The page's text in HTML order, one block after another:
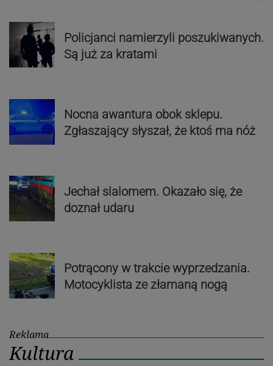
Policjanci namierzyli poszukiwanych.
Są już za kratami
Nocna awantura obok sklepu.
Zgłaszający słyszał, że ktoś ma nóż
Jechał slalomem. Okazało się, że
doznał udaru
Potrącony w trakcie wyprzedzania.
Motocyklista ze złamaną nogą
Reklama
Kultura